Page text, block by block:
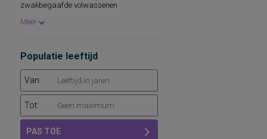
zwakbegaafde volwassenen
leerlingen in klas 1 mavo
Meer
Populatie leeftijd
Van:
Tot:
PAS TOE